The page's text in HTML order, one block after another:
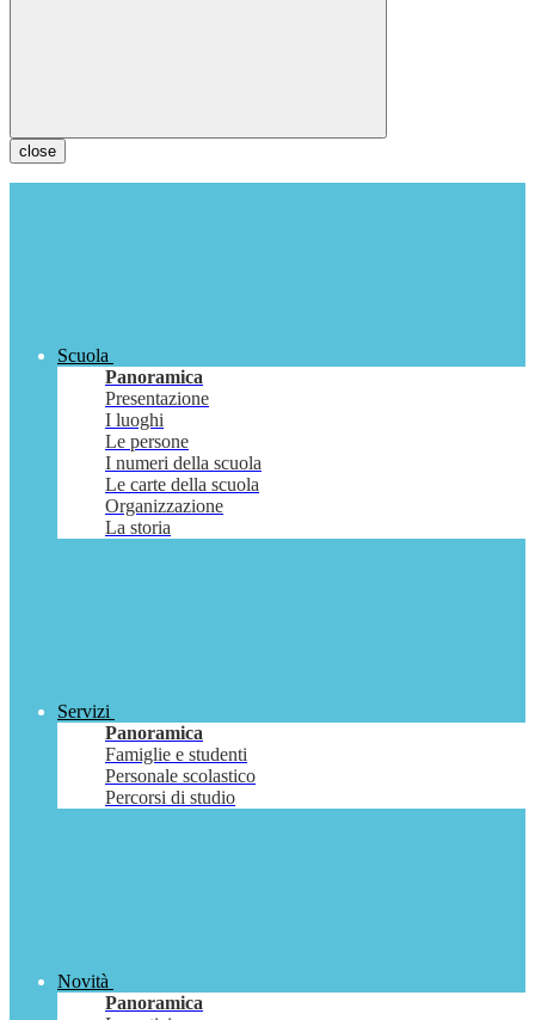
close
Scuola
Panoramica
Presentazione
I luoghi
Le persone
I numeri della scuola
Le carte della scuola
Organizzazione
La storia
Servizi
Panoramica
Famiglie e studenti
Personale scolastico
Percorsi di studio
Novità
Panoramica